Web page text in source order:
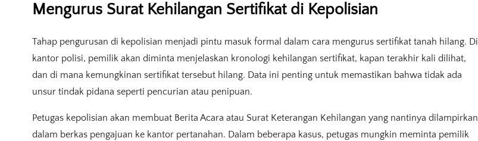
Mengurus Surat Kehilangan Sertifikat di Kepolisian
Tahap pengurusan di kepolisian menjadi pintu masuk formal dalam cara mengurus sertifikat tanah hilang. Di
kantor polisi, pemilik akan diminta menjelaskan kronologi kehilangan sertifikat, kapan terakhir kali dilihat,
dan di mana kemungkinan sertifikat tersebut hilang. Data ini penting untuk memastikan bahwa tidak ada
unsur tindak pidana seperti pencurian atau penipuan.
Petugas kepolisian akan membuat Berita Acara atau Surat Keterangan Kehilangan yang nantinya dilampirkan
dalam berkas pengajuan ke kantor pertanahan. Dalam beberapa kasus, petugas mungkin meminta pemilik